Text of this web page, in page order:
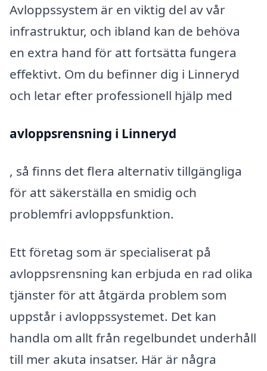
Avloppssystem är en viktig del av vår
infrastruktur, och ibland kan de behöva
en extra hand för att fortsätta fungera
effektivt. Om du befinner dig i Linneryd
och letar efter professionell hjälp med
avloppsrensning i Linneryd
, så finns det flera alternativ tillgängliga
för att säkerställa en smidig och
problemfri avloppsfunktion.
Ett företag som är specialiserat på
avloppsrensning kan erbjuda en rad olika
tjänster för att åtgärda problem som
uppstår i avloppssystemet. Det kan
handla om allt från regelbundet underhåll
till mer akuta insatser. Här är några